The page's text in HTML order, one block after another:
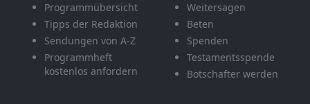
Programmübersicht
Tipps der Redaktion
Sendungen von A-Z
Programmheft
kostenlos anfordern
Weitersagen
Beten
Spenden
Testamentsspende
Botschafter werden